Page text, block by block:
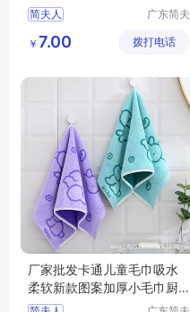
民俗浴巾
简夫人
广东简夫
限公司
￥ 7.00 拨打电话
厂家批发卡通儿童毛巾吸水
柔软新款图案加厚小毛巾厨
房擦手巾